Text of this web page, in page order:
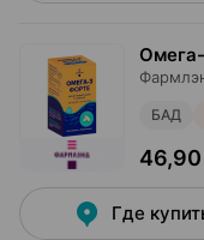
БАД
Где